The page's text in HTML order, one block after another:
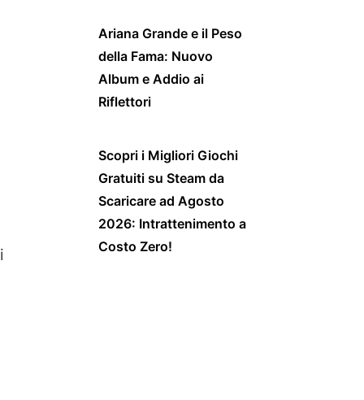
Ariana Grande e il Peso
della Fama: Nuovo
Album e Addio ai
Riflettori
Scopri i Migliori Giochi
Gratuiti su Steam da
Scaricare ad Agosto
2026: Intrattenimento a
Costo Zero!